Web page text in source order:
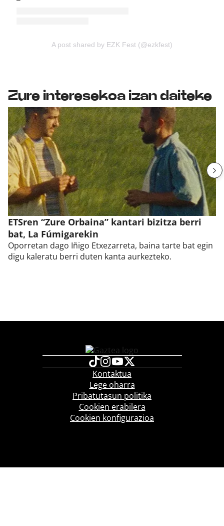
A post shared by EZK Fest (@ezkfest)
Zure interesekoa izan daiteke
ETSren “Zure Orbaina” kantari bizitza berri
bat, La Fúmigarekin
Oporretan dago Iñigo Etxezarreta, baina tarte bat egin
digu kaleratu berri duten kanta aurkezteko.
Kontaktua
Lege oharra
Pribatutasun politika
Cookien erabilera
Cookien konfigurazioa